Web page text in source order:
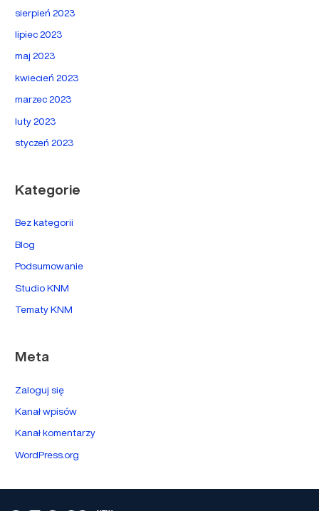
sierpień 2023
lipiec 2023
maj 2023
kwiecień 2023
marzec 2023
luty 2023
styczeń 2023
Kategorie
Bez kategorii
Blog
Podsumowanie
Studio KNM
Tematy KNM
Meta
Zaloguj się
Kanał wpisów
Kanał komentarzy
WordPress.org